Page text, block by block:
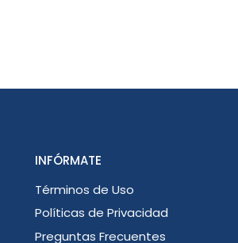
INFÓRMATE
Términos de Uso
Políticas de Privacidad
Preguntas Frecuentes